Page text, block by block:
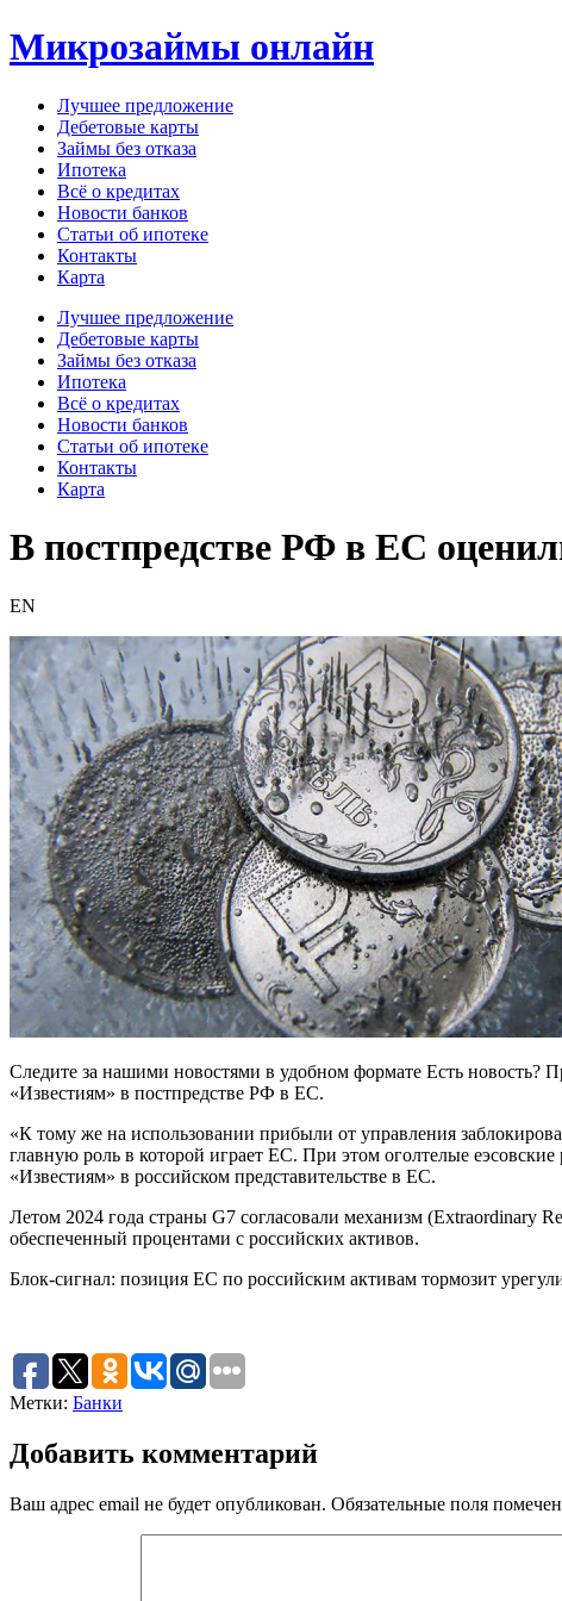
Перейти
к
Микрозаймы онлайн
Лучшее предложение
Дебетовые карты
Займы без отказа
Ипотека
Всё о кредитах
Новости банков
Статьи об ипотеке
Контакты
Карта
Меню Лучшее предложение
Дебетовые карты
Займы без отказа
Ипотека
Всё о кредитах
Новости банков
Статьи об ипотеке
Контакты
Карта
В постпредстве РФ в ЕС
EN
Следите за нашими новостями в удобном формате Есть новость?
«Известиям» в постпредстве РФ в ЕС.
«К тому же на использовании прибыли от управления
главную роль в которой играет ЕС. При этом оголтелые
«Известиям» в российском представительстве в ЕС.
Летом 2024 года страны G7 согласовали механизм (Extraordinary
обеспеченный процентами с российских активов.
Блок-сигнал: позиция ЕС по российским активам тормозит
Метки: Банки
Добавить комментарий
Ваш адрес email не будет опубликован. Обязательные поля